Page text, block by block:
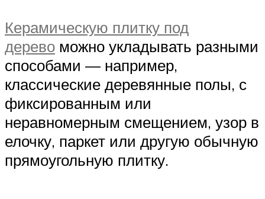
Керамическую плитку под
дерево можно укладывать разными
способами — например,
классические деревянные полы, с
фиксированным или
неравномерным смещением, узор в
елочку, паркет или другую обычную
прямоугольную плитку.